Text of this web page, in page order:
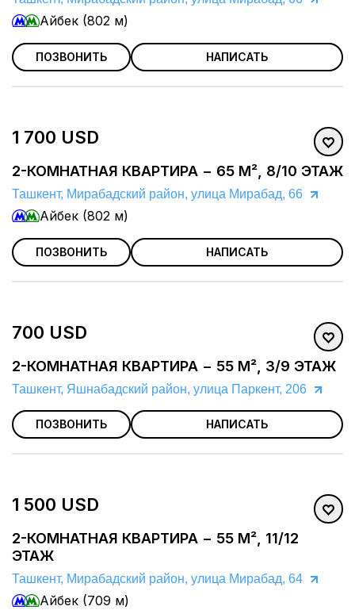
Айбек (802 м)
ПОЗВОНИТЬ НАПИСАТЬ
1 700 USD
2-КОМНАТНАЯ КВАРТИРА − 65 М², 8/10 ЭТАЖ
Ташкент, Мирабадский район, улица Мирабад, 66
Айбек (802 м)
ПОЗВОНИТЬ НАПИСАТЬ
700 USD
2-КОМНАТНАЯ КВАРТИРА − 55 М², 3/9 ЭТАЖ
Ташкент, Яшнабадский район, улица Паркент, 206
ПОЗВОНИТЬ НАПИСАТЬ
1 500 USD
2-КОМНАТНАЯ КВАРТИРА − 55 М², 11/12
ЭТАЖ
Ташкент, Мирабадский район, улица Мирабад, 64
Айбек (709 м)